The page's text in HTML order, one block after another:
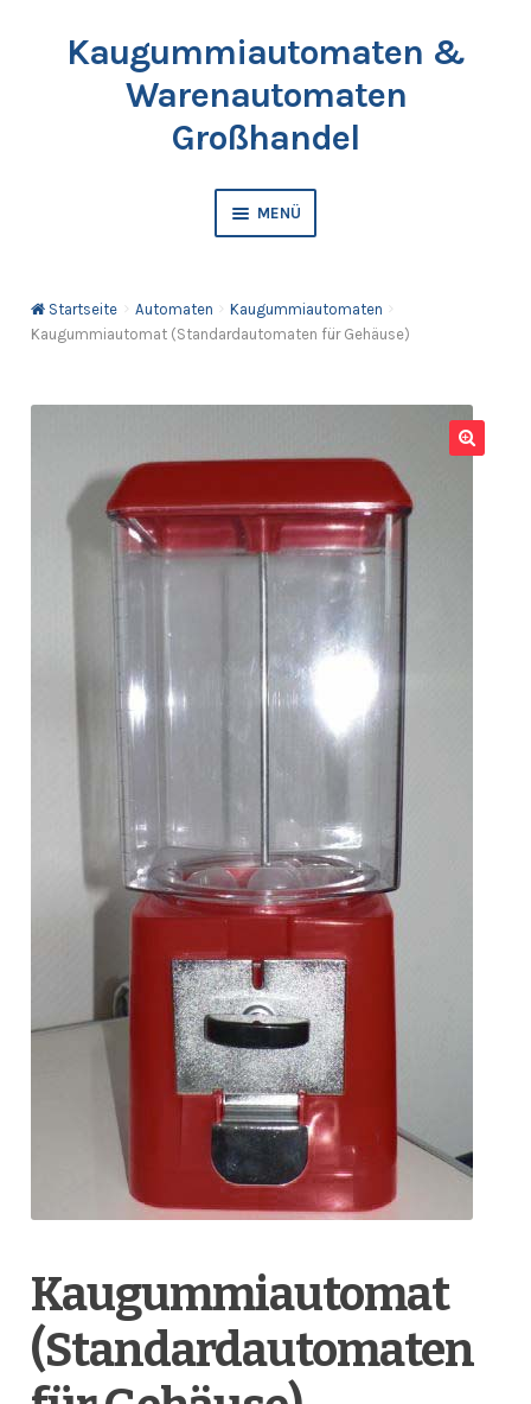
SpringeKaugummiautomaten &
Warenautomaten
Großhandel
MENÜ
Kaugummis
Katalog & Preisliste bestellen
Anfragen-Korb
Startseite Automaten
Kaugummiautomaten
Kaugummiautomat (Standardautomaten für Gehäuse)
Kaugummiautomat
(Standardautomaten